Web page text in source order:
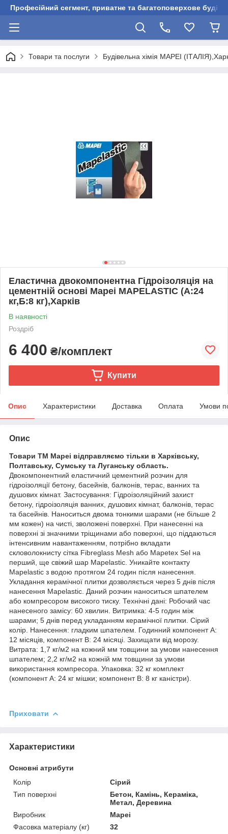
Професійний сегмент, приватне та багатоповерхове
Товари та послуги Будівельна хімія MAPEI
Еластична двокомпонентна Гідроізоляція на
цементній основі Mapei MAPELASTIC (А:24
кг,Б:8 кг),Харків
В наявності
Роздріб
6 400 ₴/комплект
Купити
Опис Характеристики Доставка Оплата Умови
Опис
Товари ТМ Mapei відправляємо тільки в Харківську,
Полтавську, Сумську та Луганську область.
Двокомпонентний еластичний цементний розчин для
гідроізоляції бетону, басейнів, балконів, терас, ванних та
душових кімнат. Застосування: Гідроізоляційний захист
бетону, гідроізоляція ванних, душових кімнат, балконів, терас
та басейнів. Наноситься двома тонкими шарами (не більше 2
мм кожен) на чисті, зволожені поверхні. При нанесенні на
поверхні зі значними тріщинами або поверхні, що піддаються
інтенсивним навантаженням, потрібно вкладати
скловолокнисту сітка Fibreglass Mesh або Mapetex Sel на
перший, ще свіжий шар Mapelastic. Уникайте контакту
Mapelastic з водою протягом 24 годин після нанесення.
Укладання керамічної плитки дозволяється через 5 днів після
нанесення Mapelastic. Даний розчин наноситься шпателем
або компресором високого тиску. Технічні дані: Робочий час
нанесеного замісу: 60 хвилин. Витримка: 4-5 годин між
шарами; 5 днів перед укладанням керамічної плитки. Сірий
колір. Нанесення: гладким шпателем. Годинний компонент А:
12 місяців, компонент В: 24 місяці. Захищати від морозу.
Витрата: 1,7 кг/м2 на кожний мм товщини за умови нанесення
шпателем; 2,2 кг/м2 на кожній мм товщини за умови
використання компресора. Упаковка: 32 кг комплект
(компонент А: 24 кг мішки; компонент В: 8 кг каністри).
Приховати
Характеристики
Основні атрибути
Колір
Сірий
Тип поверхні
Бетон, Камінь, Кераміка,
Метал, Деревина
Виробник
Mapei
Фасовка матеріалу (кг)
32